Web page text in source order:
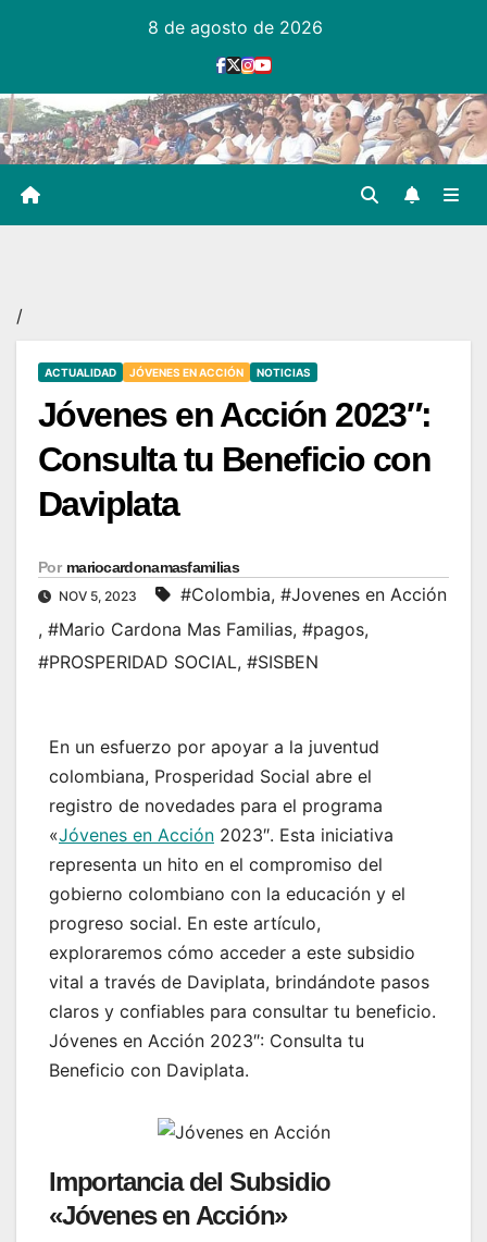
8 de agosto de 2026
/
ACTUALIDAD JÓVENES EN ACCIÓN NOTICIAS
Jóvenes en Acción 2023″:
Consulta tu Beneficio con
Daviplata
Por mariocardonamasfamilias
NOV 5, 2023 #Colombia, #Jovenes en Acción
, #Mario Cardona Mas Familias, #pagos,
#PROSPERIDAD SOCIAL, #SISBEN
En un esfuerzo por apoyar a la juventud
colombiana, Prosperidad Social abre el
registro de novedades para el programa
«Jóvenes en Acción 2023″. Esta iniciativa
representa un hito en el compromiso del
gobierno colombiano con la educación y el
progreso social. En este artículo,
exploraremos cómo acceder a este subsidio
vital a través de Daviplata, brindándote pasos
claros y confiables para consultar tu beneficio.
Jóvenes en Acción 2023″: Consulta tu
Beneficio con Daviplata.
Importancia del Subsidio
«Jóvenes en Acción»